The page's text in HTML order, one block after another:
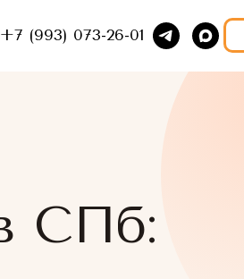
+7 (993) 073-26-01
СПб: